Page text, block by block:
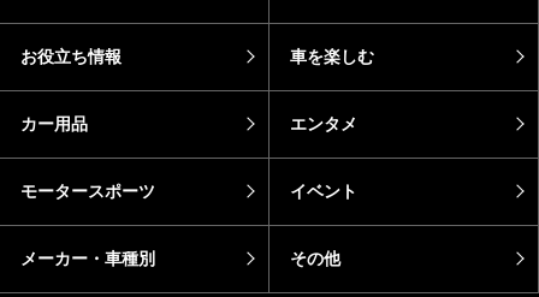
お役立ち情報 車を楽しむ
カー用品 エンタメ
モータースポーツ イベント
メーカー・車種別 その他